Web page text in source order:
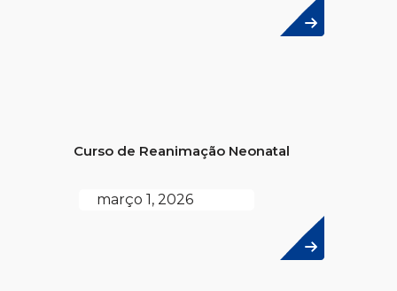
Curso de Reanimação Neonatal
março 1, 2026